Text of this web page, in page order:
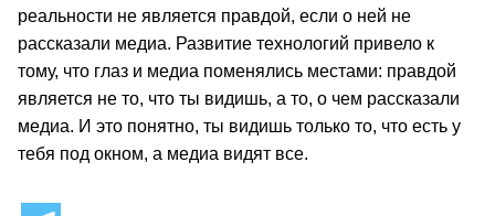
реальности не является правдой, если о ней не
рассказали медиа. Развитие технологий привело к
тому, что глаз и медиа поменялись местами: правдой
является не то, что ты видишь, а то, о чем рассказали
медиа. И это понятно, ты видишь только то, что есть у
тебя под окном, а медиа видят все.